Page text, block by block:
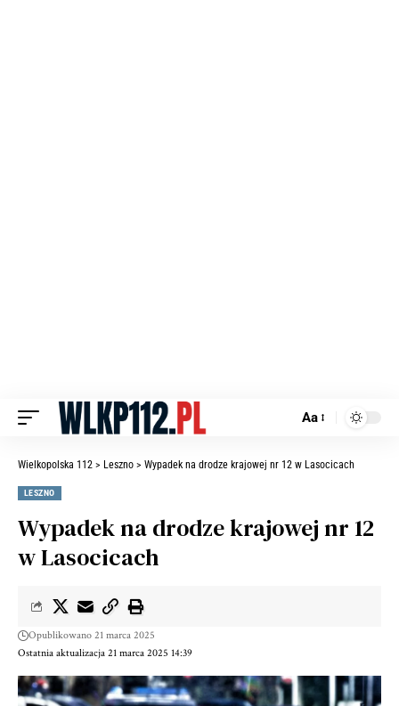
Aa
Wielkopolska 112 > Leszno > Wypadek na drodze krajowej nr 12 w Lasocicach
LESZNO
Wypadek na drodze krajowej nr 12
w Lasocicach
Ostatnia aktualizacja 21 marca 2025 14:39
Opublikowano 21 marca 2025